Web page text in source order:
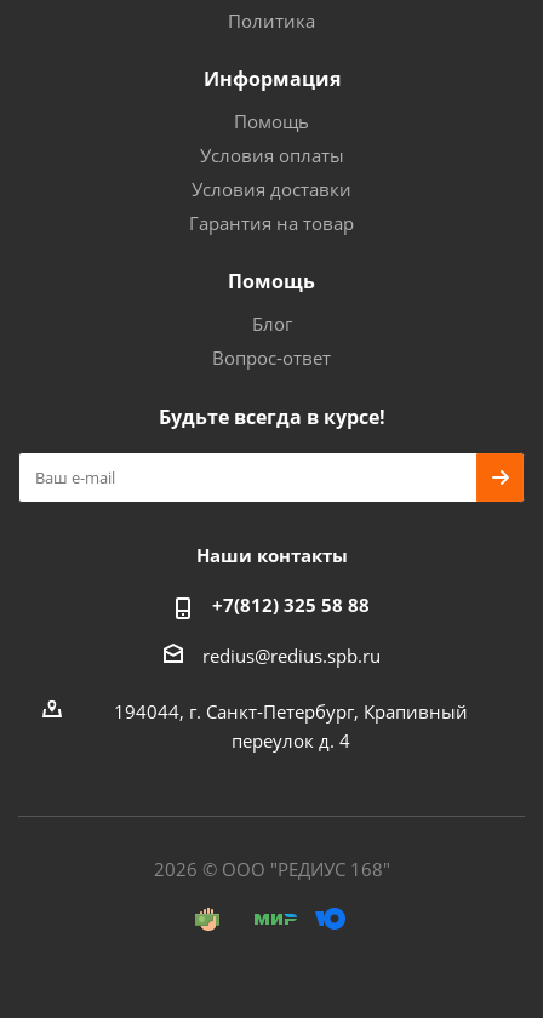
Политика
Информация
Помощь
Условия оплаты
Условия доставки
Гарантия на товар
Помощь
Блог
Вопрос-ответ
Будьте всегда в курсе!
Наши контакты
+7(812) 325 58 88
redius@redius.spb.ru
194044, г. Санкт-Петербург, Крапивный
переулок д. 4
2026 © ООО "РЕДИУС 168"